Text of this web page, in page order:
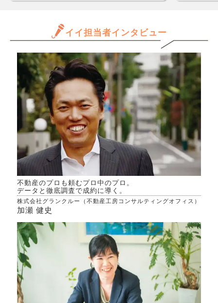
だけ
ます
きる
か、
専門
7200
産情
どち
水準
にな
住み
能性
定し
にそ
てい
で、
して
イイ担当者インタビュー
不動産のプロも頼むプロ中のプロ。
データと徹底調査で成約に導く。
株式会社グランクルー（不動産工房コンサルティングオフィス）
加瀬 健史